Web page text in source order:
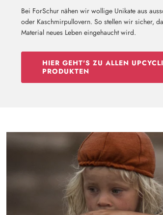
Bei ForSchur nähen wir wollige Unikate aus
oder Kaschmirpullovern. So stellen wir sicher,
Material neues Leben eingehaucht wird.
HIER GEHT'S ZU ALLEN
PRODUKTEN
Melde dich jetzt für